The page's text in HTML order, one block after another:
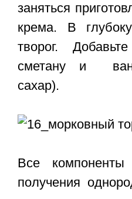
заняться
крема. В
творог.
сметану и
сахар).
Все
получения